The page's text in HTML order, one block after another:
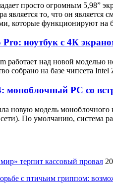
просто огромным 5,98”
является то, что он
которые функционируют на
ноутбук с 4К
работает над новой
собрано на базе чипсета
моноблочный PC со
новую модель
По умолчанию, система
терпит кассовый провал
с птичьим гриппом: